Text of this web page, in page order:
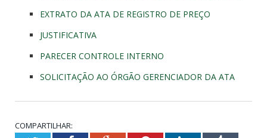
EXTRATO DA ATA DE REGISTRO DE PREÇO
JUSTIFICATIVA
PARECER CONTROLE INTERNO
SOLICITAÇÃO AO ÓRGÃO GERENCIADOR DA ATA
COMPARTILHAR: